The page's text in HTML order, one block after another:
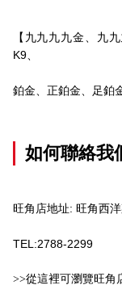
【九九九九金、九
K9、
鉑金、正鉑金、足鉑
如何聯絡我
旺角店地址: 旺角西
TEL:2788-2299
>>從這裡可瀏覽旺角